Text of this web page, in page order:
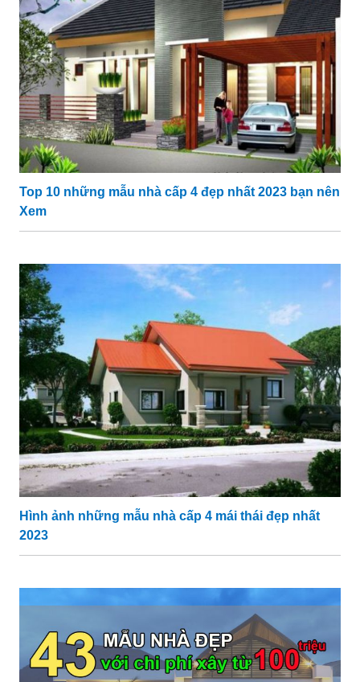
Top 10 những mẫu nhà cấp 4 đẹp nhất 2023 bạn nên
Xem
Hình ảnh những mẫu nhà cấp 4 mái thái đẹp nhất
2023